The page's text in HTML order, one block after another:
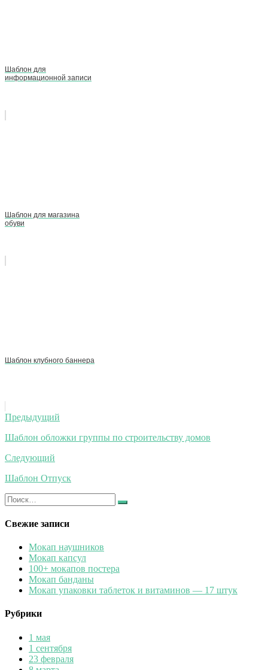
Шаблон для
информационной записи
Шаблон для магазина
обуви
Шаблон клубного баннера
Навигация
по
записям
Предыдущий
Шаблон обложки группы по строительству домов
Следующий
Шаблон Отпуск
Искать:
Найти
Свежие записи
Мокап наушников
Мокап капсул
100+ мокапов постера
Мокап банданы
Мокап упаковки таблеток и витаминов — 17 штук
Рубрики
1 мая
1 сентября
23 февраля